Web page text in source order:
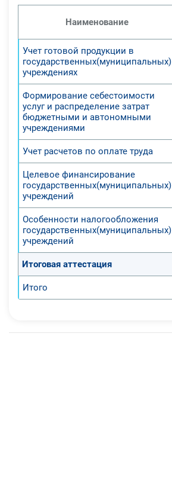
Наименование
Учет готовой продукции в
государственных(муниципальных)
учреждениях
Формирование себестоимости
услуг и распределение затрат
бюджетными и автономными
учреждениями
Учет расчетов по оплате труда
Целевое финансирование
государственных(муниципальных)
учреждений
Особенности налогообложения
государственных(муниципальных)
учреждений
Итоговая аттестация
Итого